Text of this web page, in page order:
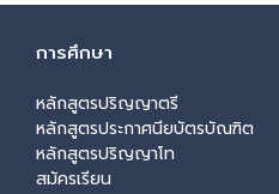
การศึกษา
หลักสูตรปริญญาตรี
หลักสูตรประกาศนียบัตรบัณฑิต
หลักสูตรปริญญาโท
สมัครเรียน